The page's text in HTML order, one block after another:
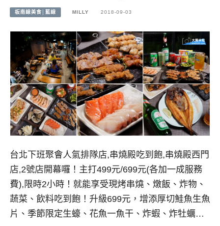
板南線美食│藍線 MILLY 2018-09-03
台北下班聚會人氣排隊店,串燒殿吃到飽,串燒殿西門
店,2號店開幕囉！主打499元/699元(各加一成服務
費),限時2小時！就能享受現烤串燒、燉飯、炸物、
蔬菜、飲料吃到飽！升級699元，增添厚切鮭魚生魚
片、季節限定生蠔、花魚一魚干、炸蝦、炸牡蠣…